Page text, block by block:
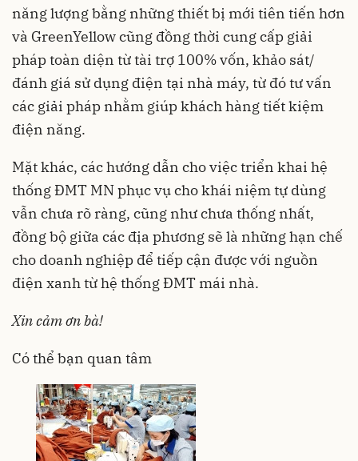
năng lượng bằng những thiết bị mới tiên tiến hơn
và GreenYellow cũng đồng thời cung cấp giải
pháp toàn diện từ tài trợ 100% vốn, khảo sát/
đánh giá sử dụng điện tại nhà máy, từ đó tư vấn
các giải pháp nhằm giúp khách hàng tiết kiệm
điện năng.
Mặt khác, các hướng dẫn cho việc triển khai hệ
thống ĐMT MN phục vụ cho khái niệm tự dùng
vẫn chưa rõ ràng, cũng như chưa thống nhất,
đồng bộ giữa các địa phương sẽ là những hạn chế
cho doanh nghiệp để tiếp cận được với nguồn
điện xanh từ hệ thống ĐMT mái nhà.
Xin cảm ơn bà!
Có thể bạn quan tâm